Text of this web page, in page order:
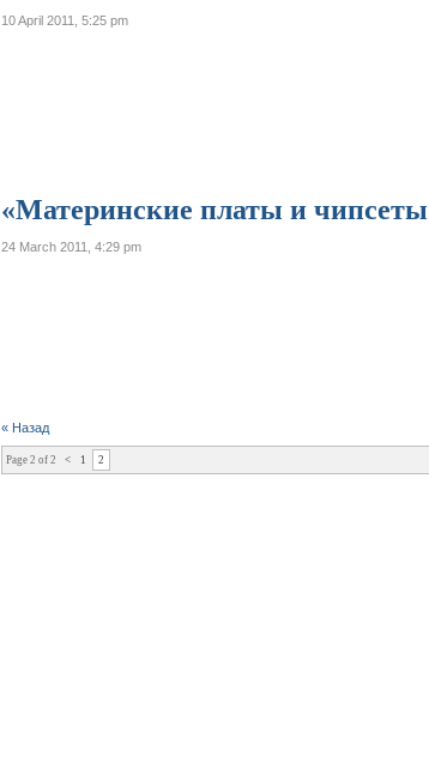
10 April 2011, 5:25 pm
«Материнские платы и
24 March 2011, 4:29 pm
« Назад
Page 2 of 2 < 1 2